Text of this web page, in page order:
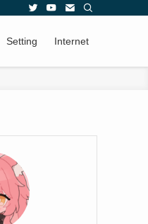
Setting Internet